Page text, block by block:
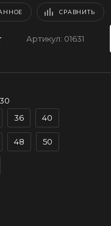
СРАВНИТЬ
Артикул: 01631
30
36 40
48 50